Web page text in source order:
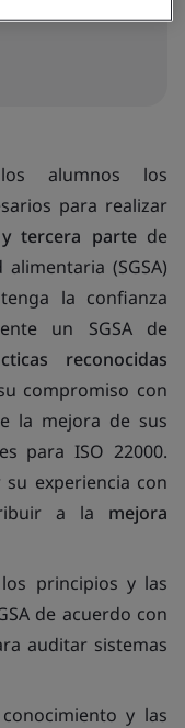
alumnos los
para realizar
tercera partede
(SGSA)
la confianza
un SGSA de
reconocidas
compromiso con
la mejora de sus
para ISO 22000.
experiencia con
a la mejora
principios y las
de acuerdo con
auditar sistemas
y las